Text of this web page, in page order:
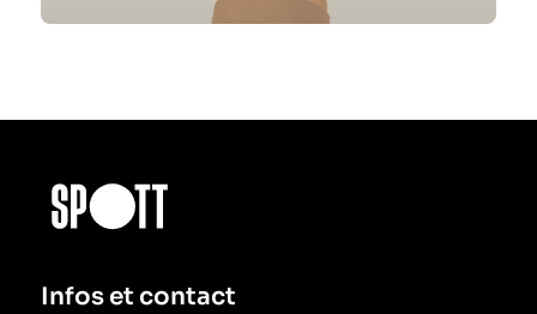
Infos et contact